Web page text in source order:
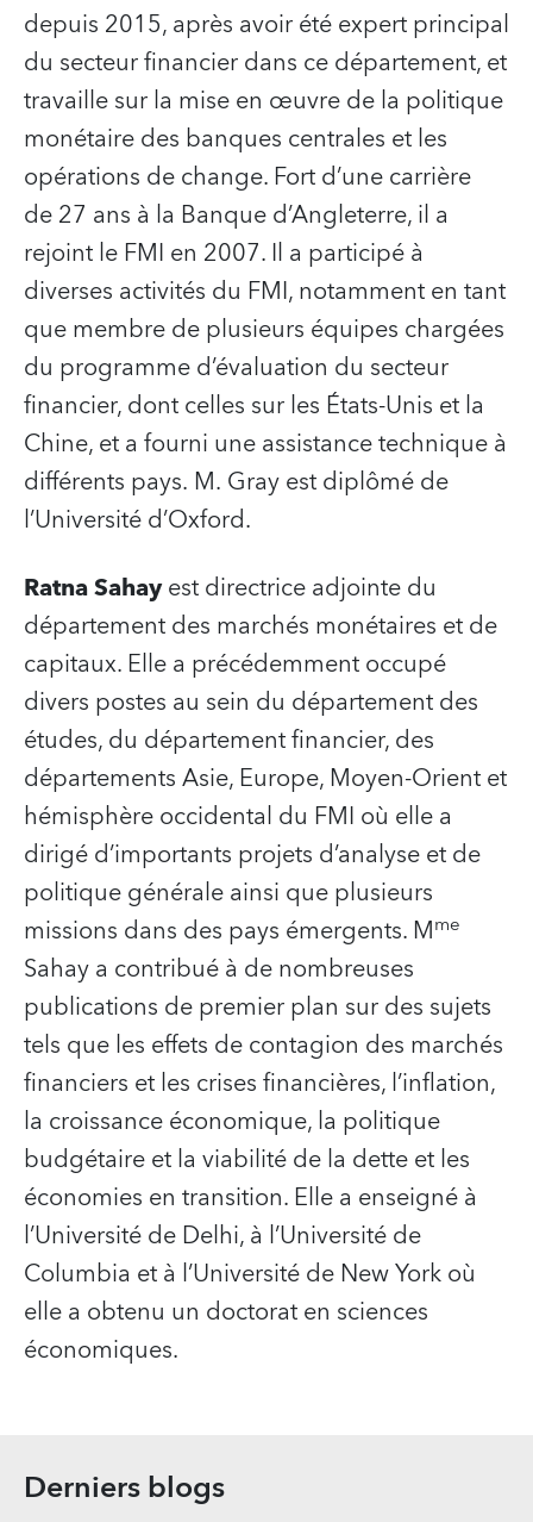
depuis 2015, après avoir été expert principal
du secteur financier dans ce département, et
travaille sur la mise en œuvre de la politique
monétaire des banques centrales et les
opérations de change. Fort d’une carrière
de 27 ans à la Banque d’Angleterre, il a
rejoint le FMI en 2007. Il a participé à
diverses activités du FMI, notamment en tant
que membre de plusieurs équipes chargées
du programme d’évaluation du secteur
financier, dont celles sur les États-Unis et la
Chine, et a fourni une assistance technique à
différents pays. M. Gray est diplômé de
l’Université d’Oxford.
Ratna Sahayest directrice adjointe du
département des marchés monétaires et de
capitaux. Elle a précédemment occupé
divers postes au sein du département des
études, du département financier, des
départements Asie, Europe, Moyen-Orient et
hémisphère occidental du FMI où elle a
dirigé d’importants projets d’analyse et de
politique générale ainsi que plusieurs
missions dans des pays émergents. Mme
Sahay a contribué à de nombreuses
publications de premier plan sur des sujets
tels que les effets de contagion des marchés
financiers et les crises financières, l’inflation,
la croissance économique, la politique
budgétaire et la viabilité de la dette et les
économies en transition. Elle a enseigné à
l’Université de Delhi, à l’Université de
Columbia et à l’Université de New York où
elle a obtenu un doctorat en sciences
économiques.
Derniers blogs